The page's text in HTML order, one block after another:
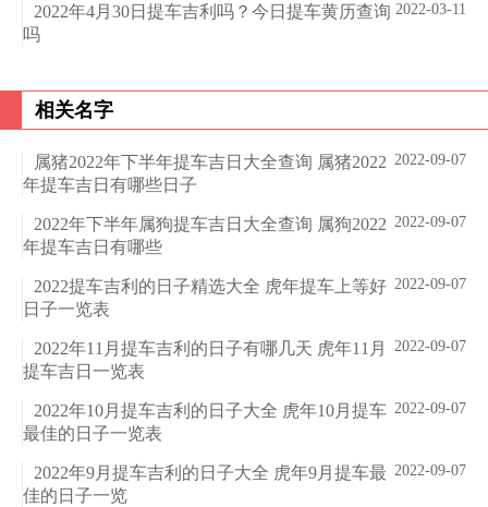
2022-03-11
2022年4月30日提车吉利吗？今日提车黄历查询
吗
相关名字
2022-09-07
属猪2022年下半年提车吉日大全查询 属猪2022
年提车吉日有哪些日子
2022-09-07
2022年下半年属狗提车吉日大全查询 属狗2022
年提车吉日有哪些
2022-09-07
2022提车吉利的日子精选大全 虎年提车上等好
日子一览表
2022-09-07
2022年11月提车吉利的日子有哪几天 虎年11月
提车吉日一览表
2022-09-07
2022年10月提车吉利的日子大全 虎年10月提车
最佳的日子一览表
2022-09-07
2022年9月提车吉利的日子大全 虎年9月提车最
佳的日子一览